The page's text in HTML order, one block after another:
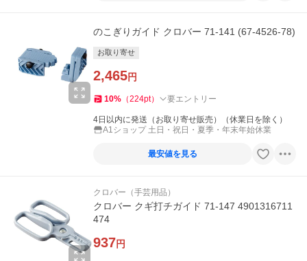
のこぎりガイド クロバー 71-141 (67-4526-78)
お取り寄せ
2,465円
10% （224pt） 要エントリー
4日以内に発送（お取り寄せ販売）（休業日を除く）
A1ショップ 土日・祝日・夏季・年末年始休業
最安値を見る
クロバー（手芸用品）
クロバー クギ打チガイド 71-147 4901316711
474
937円